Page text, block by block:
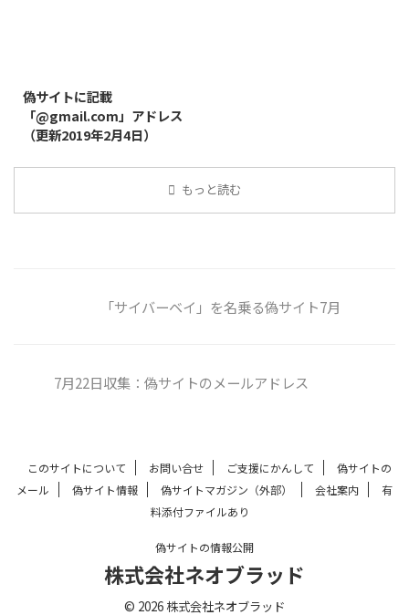
偽サイトに記載
「@gmail.com」アドレス
（更新2019年2月4日）
もっと読む
「サイバーベイ」を名乗る偽サイト7月
7月22日収集：偽サイトのメールアドレス
このサイトについて お問い合せ ご支援にかんして
偽サイトの
メール
偽サイト情報 偽サイトマガジン（外部） 会社案内
有
料添付ファイルあり
偽サイトの情報公開
株式会社ネオブラッド
© 2026 株式会社ネオブラッド